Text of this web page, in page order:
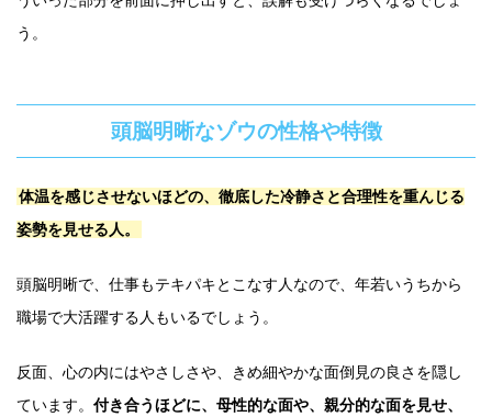
う。
頭脳明晰なゾウの性格や特徴
体温を感じさせないほどの、徹底した冷静さと合理性を重んじる
姿勢を見せる人。
頭脳明晰で、仕事もテキパキとこなす人なので、年若いうちから
職場で大活躍する人もいるでしょう。
反面、心の内にはやさしさや、きめ細やかな面倒見の良さを隠し
ています。 付き合うほどに、母性的な面や、親分的な面を見せ、